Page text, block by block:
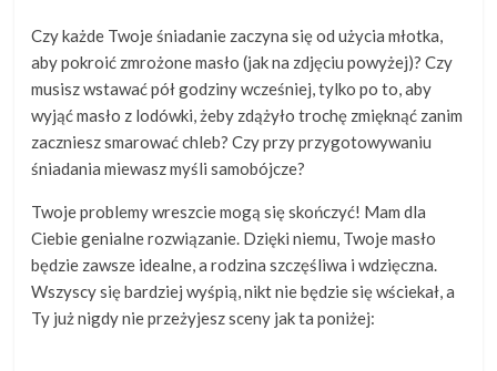
Czy każde Twoje śniadanie zaczyna się od użycia młotka,
aby pokroić zmrożone masło (jak na zdjęciu powyżej)? Czy
musisz wstawać pół godziny wcześniej, tylko po to, aby
wyjąć masło z lodówki, żeby zdążyło trochę zmięknąć zanim
zaczniesz smarować chleb? Czy przy przygotowywaniu
śniadania miewasz myśli samobójcze?
Twoje problemy wreszcie mogą się skończyć! Mam dla
Ciebie genialne rozwiązanie. Dzięki niemu, Twoje masło
będzie zawsze idealne, a rodzina szczęśliwa i wdzięczna.
Wszyscy się bardziej wyśpią, nikt nie będzie się wściekał, a
Ty już nigdy nie przeżyjesz sceny jak ta poniżej: